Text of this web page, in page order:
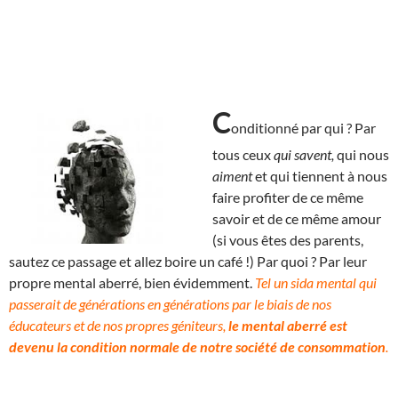
Conditionné par qui ? Par
tous ceuxqui savent, qui nous
aimentet qui tiennent à nous
faire profiter de ce même
savoir et de ce même amour
(si vous êtes des parents,
sautez ce passage et allez boire un café !) Par quoi ? Par leur
propre mental aberré, bien évidemment. Tel un sida mental qui
passerait de générations en générations par le biais de nos
éducateurs et de nos propres géniteurs, le mental aberré est
devenu la condition normale de notre société de consommation